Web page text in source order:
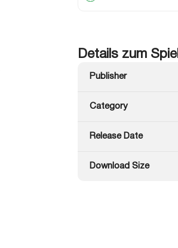
Details zum Spiel
Publisher
Category
Release Date
Download Size